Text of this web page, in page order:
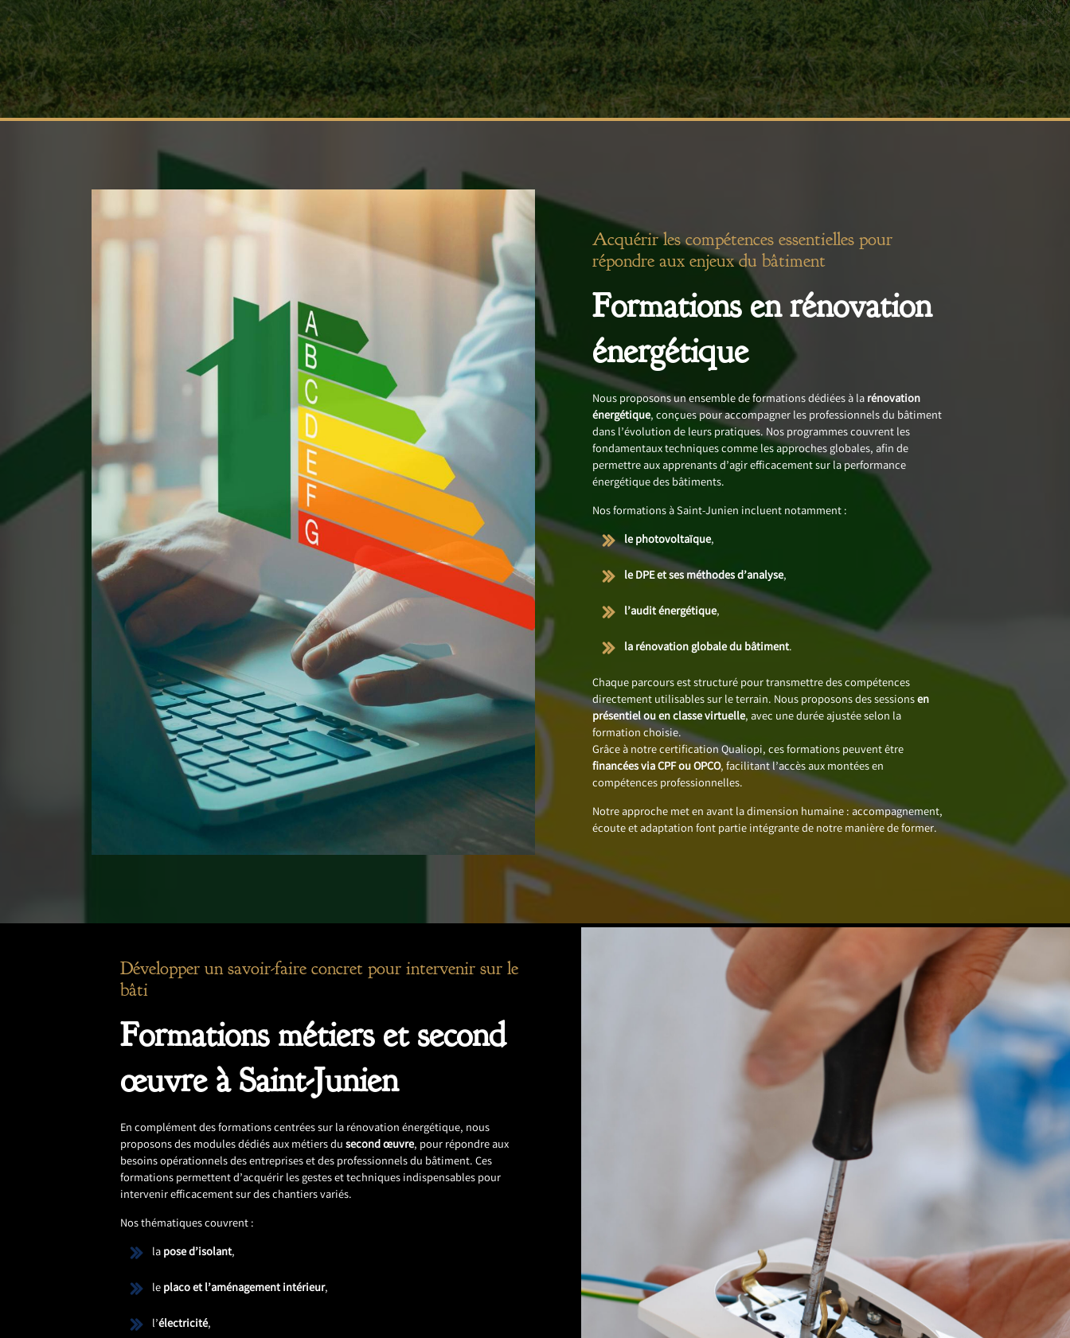
Acquérir les compétences essentielles pour
répondre aux enjeux du bâtiment
Formations en rénovation
énergétique
Nous proposons un ensemble de formations dédiées à larénovation
énergétique, conçues pour accompagner les professionnels du bâtiment
dans l’évolution de leurs pratiques. Nos programmes couvrent les
fondamentaux techniques comme les approches globales, afin de
permettre aux apprenants d’agir efficacement sur la performance
énergétique des bâtiments.
Nos formations à Saint-Junien incluent notamment :
le photovoltaïque,
le DPE et ses méthodes d’analyse,
l’audit énergétique,
la rénovation globale du bâtiment.
Chaque parcours est structuré pour transmettre des compétences
directement utilisables sur le terrain. Nous proposons des sessionsen
présentiel ou en classe virtuelle, avec une durée ajustée selon la
formation choisie.
Grâce à notre certification Qualiopi, ces formations peuvent être
financées via CPF ou OPCO, facilitant l’accès aux montées en
compétences professionnelles.
Notre approche met en avant la dimension humaine : accompagnement,
écoute et adaptation font partie intégrante de notre manière de former.
Développer un savoir-faire concret pour intervenir sur le
bâti
Formations métiers et second
œuvre à Saint-Junien
En complément des formations centrées sur la rénovation énergétique, nous
proposons des modules dédiés aux métiers dusecond œuvre, pour répondre aux
besoins opérationnels des entreprises et des professionnels du bâtiment. Ces
formations permettent d’acquérir les gestes et techniques indispensables pour
intervenir efficacement sur des chantiers variés.
Nos thématiques couvrent :
lapose d’isolant,
leplaco et l’aménagement intérieur,
l’électricité,